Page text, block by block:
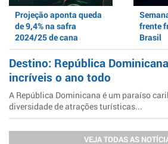
Projeção aponta queda
de 9,4% na safra
2024/25 de cana
frente
Brasil
Destino: República
incríveis o ano todo
A República Dominicana é um paraíso
diversidade de atrações turísticas...
VEJA TODAS AS